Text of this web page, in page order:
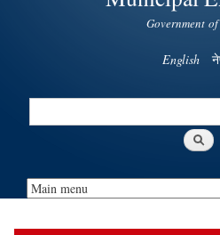
Government
English
Search